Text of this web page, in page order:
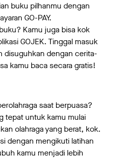
buku pilhanmu dengan
GO-PAY.
Kamu juga bisa kok
GOJEK. Tinggal masuk
disuguhkan dengan cerita-
kamu baca secara gratis!
saat berpuasa?
tepat untuk kamu mulai
olahraga yang berat, kok.
dengan mengikuti latihan
kamu menjadi lebih